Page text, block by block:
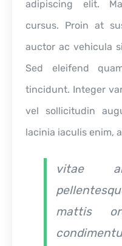
adipiscing elit.
cursus. Proin at
auctor ac vehicula
Sed eleifend
tincidunt. Integer
vel sollicitudin
lacinia iaculis enim,
vitae
mattis